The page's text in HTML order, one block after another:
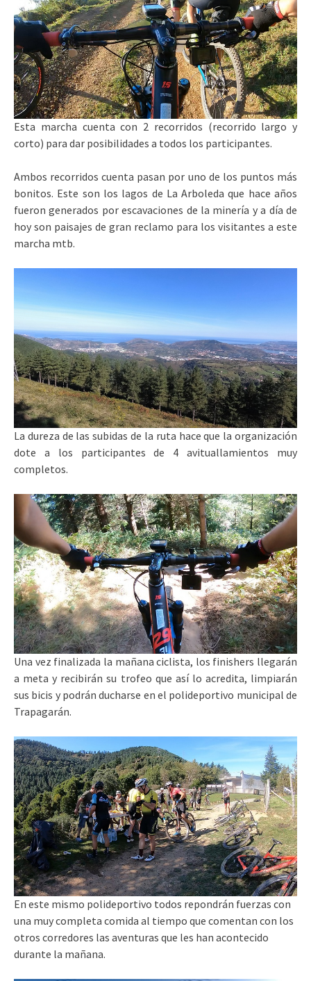
Esta marcha cuenta con 2 recorridos (recorrido largo y
corto) para dar posibilidades a todos los participantes.
Ambos recorridos cuenta pasan por uno de los puntos más
bonitos. Este son los lagos de La Arboleda que hace años
fueron generados por escavaciones de la minería y a día de
hoy son paisajes de gran reclamo para los visitantes a este
marcha mtb.
La dureza de las subidas de la ruta hace que la organización
dote a los participantes de 4 avituallamientos muy
completos.
Una vez finalizada la mañana ciclista, los finishers llegarán
a meta y recibirán su trofeo que así lo acredita, limpiarán
sus bicis y podrán ducharse en el polideportivo municipal de
Trapagarán.
En este mismo polideportivo todos repondrán fuerzas con
una muy completa comida al tiempo que comentan con los
otros corredores las aventuras que les han acontecido
durante la mañana.